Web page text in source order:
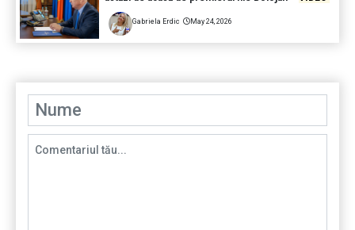
Gabriela Erdic May 24, 2026